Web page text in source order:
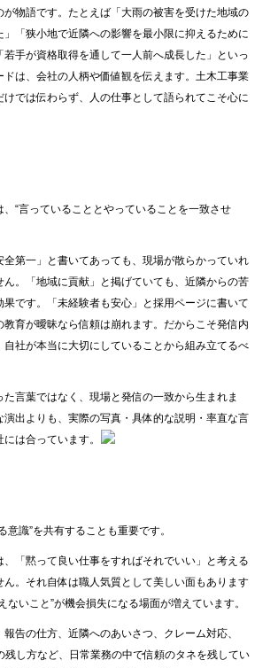
が物語です。たとえば「大雨の被害を受けた地域の
」「狭小地で近隣への影響を最小限に抑えるために
若手が資格取得を通して一人前へ成長した」といっ
ドは、会社の人柄や価値観を伝えます。土木工事業
けでは伝わらず、人の仕事として語られてこそ心に
、“言っていることとやっていることを一致させ
全第一」と書いてあっても、現場が散らかっていれ
ん。「地域に貢献」と掲げていても、近隣からの苦
果です。「未経験者も安心」と採用ページに書いて
教育が曖昧なら信頼は崩れます。だからこそ発信内
自社が本当に大切にしていることから組み立てるべ
言葉ではなく、現場と発信の一致から生まれま
演出よりも、実際の写真・具体的な説明・率直な言
は合っています。
意識”を共有することも重要です。
、「黙って良い仕事をすればそれでいい」と考える
ん。それ自体は職人気質として美しい面もあります
ないこと”が機会損失になる場面が増えています。
告の仕方、近隣へのあいさつ、クレーム対応、
残し方など、日常業務の中で信頼のタネを残してい